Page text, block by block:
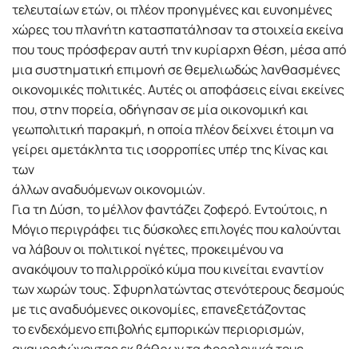
τελευταίων ετών, οι πλέον προηγμένες και ευνοημένες
χώρες του πλανήτη κατασπατάλησαν τα στοιχεία εκείνα
που τους πρόσφεραν αυτή την κυρίαρχη θέση, μέσα από
μια συστηματική επιμονή σε θεμελιωδώς λανθασμένες
οικονομικές πολιτικές. Αυτές οι αποφάσεις είναι εκείνες
που, στην πορεία, οδήγησαν σε μία οικονομική και
γεωπολιτική παρακμή, η οποία πλέον δείχνει έτοιμη να
γείρει αμετάκλητα τις ισορροπίες υπέρ της Κίνας και
των
άλλων αναδυόμενων οικονομιών.
Για τη Δύση, το μέλλον φαντάζει ζοφερό. Εντούτοις, η
Μόγιο περιγράφει τις δύσκολες επιλογές που καλούνται
να λάβουν οι πολιτικοί ηγέτες, προκειμένου να
ανακόψουν το παλιρροϊκό κύμα που κινείται εναντίον
των χωρών τους. Σφυρηλατώντας στενότερους δεσμούς
με τις αναδυόμενες οικονομίες, επανεξετάζοντας
το ενδεχόμενο επιβολής εμπορικών περιορισμών,